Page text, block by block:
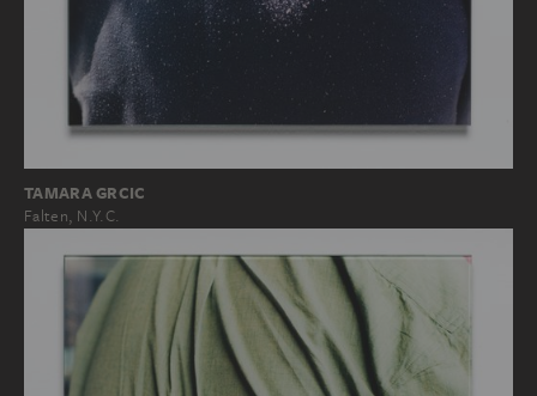
TAMARA GRCIC
Falten, N.Y.C.